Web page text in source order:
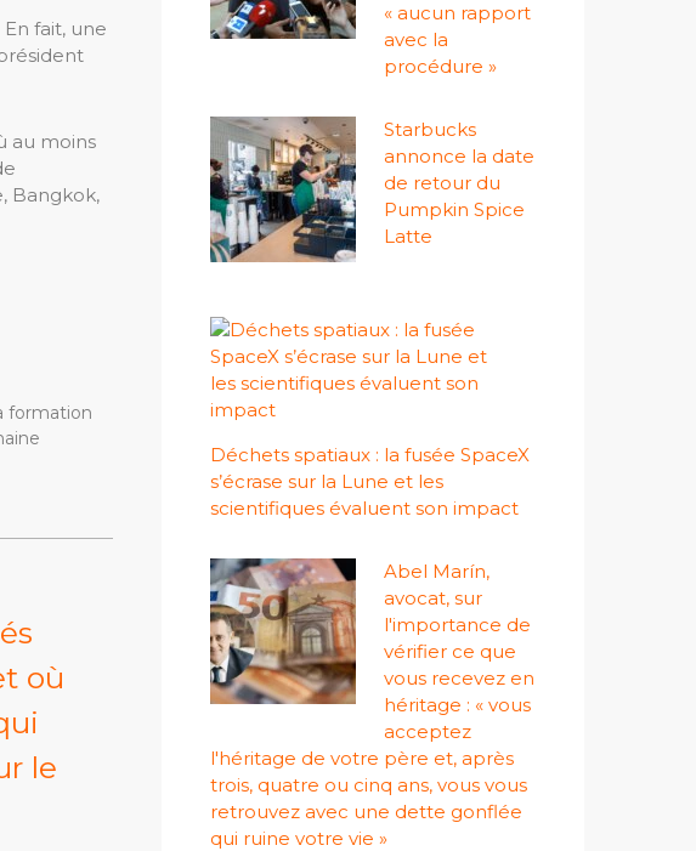
fait, une
au moins
Bangkok,
formation
où
le
« aucun rapport
avec la
procédure »
Starbucks
annonce la date
de retour du
Pumpkin Spice
Latte
Déchets spatiaux : la fusée SpaceX
s’écrase sur la Lune et les
scientifiques évaluent son impact
Abel Marín,
avocat, sur
l'importance de
vérifier ce que
vous recevez en
héritage : « vous
acceptez
l'héritage de votre père et, après
trois, quatre ou cinq ans, vous vous
retrouvez avec une dette gonflée
qui ruine votre vie »